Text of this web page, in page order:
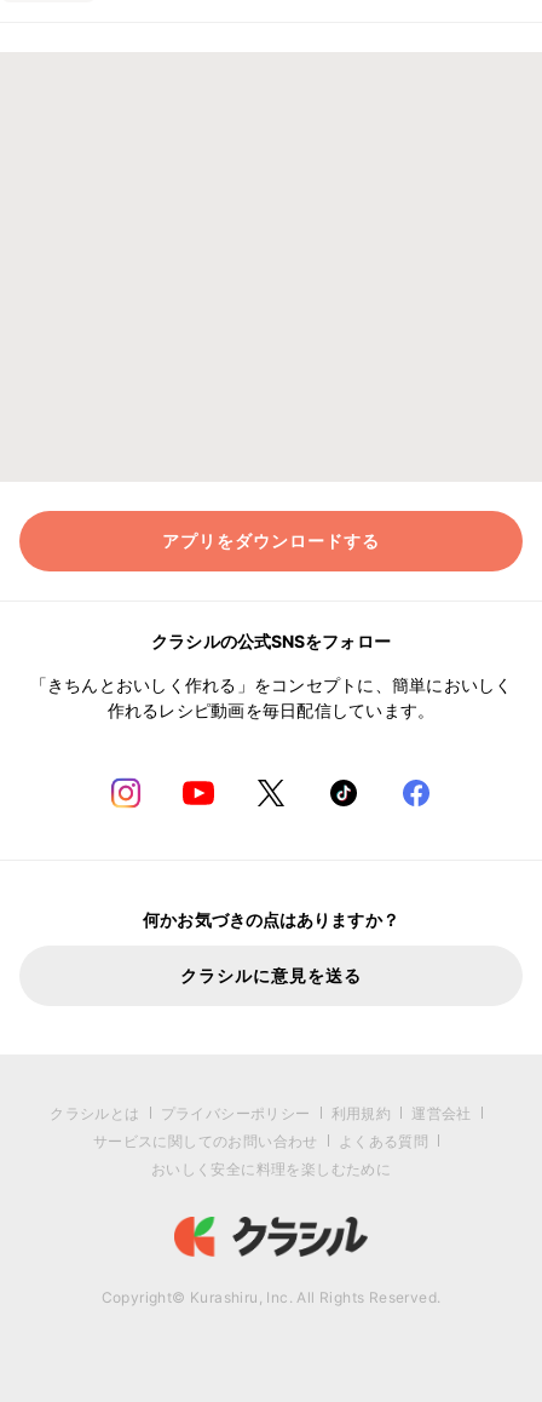
アプリをダウンロードする
クラシルの公式SNSをフォロー
「きちんとおいしく作れる」をコンセプトに、簡単においしく
作れるレシピ動画を毎日配信しています。
何かお気づきの点はありますか？
クラシルに意見を送る
クラシルとは プライバシーポリシー 利用規約
運営会社
サービスに関してのお問い合わせ
よくある質問
おいしく安全に料理を楽しむために
Copyright© Kurashiru, Inc. All Rights Reserved.